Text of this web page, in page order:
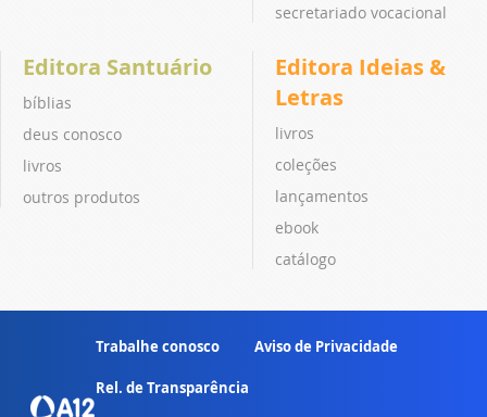
secretariado vocacional
Editora Santuário
bíblias
deus conosco
livros
outros produtos
Editora Ideias &
Letras
livros
coleções
lançamentos
ebook
catálogo
Trabalhe conosco Aviso de Privacidade
Rel. de Transparência